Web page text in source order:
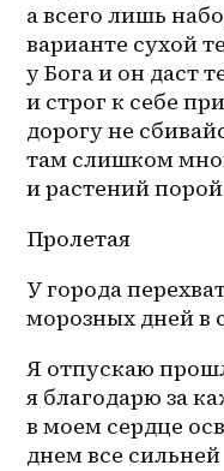
а всего лишь
варианте сухой
у Бога и он даст
и строг к себе
дорогу не
там слишком
и растений
Пролетая
У города
морозных дней в
Я отпускаю
я благодарю за
в моем сердце
днем все сильней